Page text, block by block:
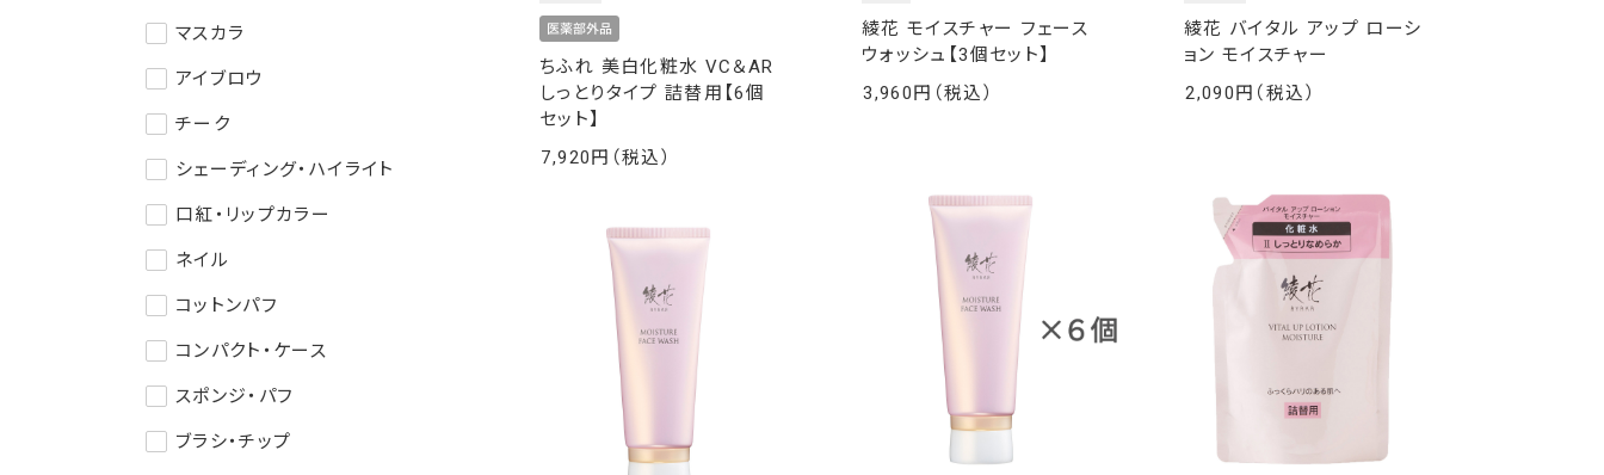
マスカラ
アイブロウ
チーク
シェーディング・ハイライト
口紅・リップカラー
ネイル
コットンパフ
コンパクト・ケース
スポンジ・パフ
ブラシ・チップ
ちふれ 美白化粧水 VC＆AR
しっとりタイプ 詰替用【6個
セット】
7,920
綾花 モイスチャー フェース
ウォッシュ【3個セット】
3,960
綾花 バイタル アップ ローシ
ョン モイスチャー
2,090